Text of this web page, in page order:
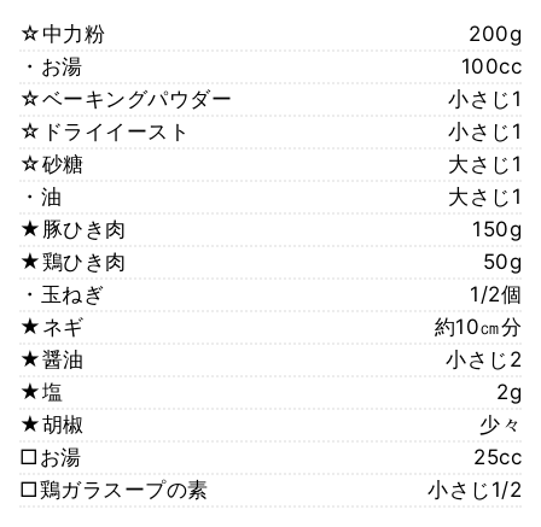
☆中力粉
200g
・お湯
100cc
☆ベーキングパウダー
小さじ1
☆ドライイースト
小さじ1
☆砂糖
大さじ1
・油
大さじ1
★豚ひき肉
150g
★鶏ひき肉
50g
・玉ねぎ
1/2個
★ネギ
約10㎝分
★醤油
小さじ2
★塩
2g
★胡椒
少々
□お湯
25cc
□鶏ガラスープの素
小さじ1/2